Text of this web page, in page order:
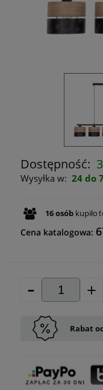
Dostępność:
Wysyłka w: 24 do
16osób kupiło
Cena katalogowa:
- +
Rabat